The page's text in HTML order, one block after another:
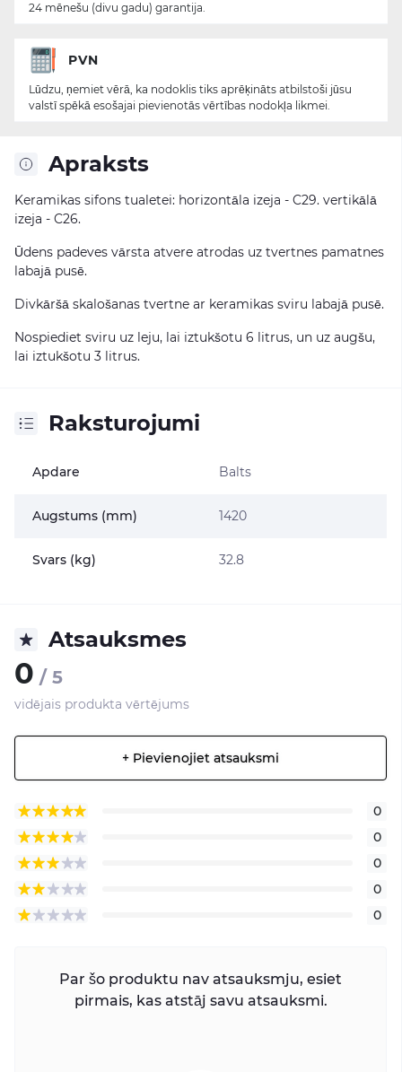
Apraksts
Keramikas sifons tualetei: horizontāla izeja - C29. vertikālā
izeja - C26.
Ūdens padeves vārsta atvere atrodas uz tvertnes pamatnes
labajā pusē.
Divkāršā skalošanas tvertne ar keramikas sviru labajā pusē.
Nospiediet sviru uz leju, lai iztukšotu 6 litrus, un uz augšu,
lai iztukšotu 3 litrus.
Raksturojumi
Apdare Balts
Augstums (mm) 1420
Svars (kg) 32.8
Atsauksmes
0 / 5
vidējais produkta vērtējums
+ Pievienojiet atsauksmi
0
0
0
0
0
Par šo produktu nav atsauksmju, esiet
pirmais, kas atstāj savu atsauksmi.
24 mēnešu (divu gadu) garantija.
PVN
Lūdzu, ņemiet vērā, ka nodoklis tiks aprēķināts atbilstoši jūsu
valstī spēkā esošajai pievienotās vērtības nodokļa likmei.